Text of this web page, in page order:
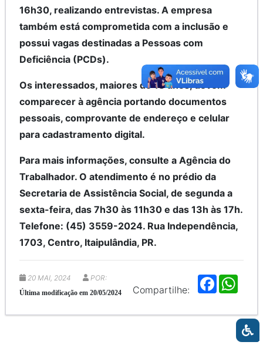
16h30, realizando entrevistas. A empresa
também está comprometida com a inclusão e
possui vagas destinadas a Pessoas com
Deficiência (PCDs).
Os interessados, maiores de 18 anos, devem
comparecer à agência portando documentos
pessoais, comprovante de endereço e celular
para cadastramento digital.
Para mais informações, consulte a Agência do
Trabalhador. O atendimento é no prédio da
Secretaria de Assistência Social, de segunda a
sexta-feira, das 7h30 às 11h30 e das 13h às 17h.
Telefone: (45) 3559-2024. Rua Independência,
1703, Centro, Itaipulândia, PR.
Compartilhe:
F
a
b
s
A
p
p
20 MAI, 2024 POR:
Última modificação em 20/05/2024